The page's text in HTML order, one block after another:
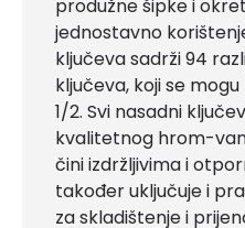
produžne šipke i
jednostavno
ključeva sadrži 94
ključeva, koji se
1/2. Svi nasadni
kvalitetnog hrom-
čini izdržljivima i
također uključuje i
za skladištenje i